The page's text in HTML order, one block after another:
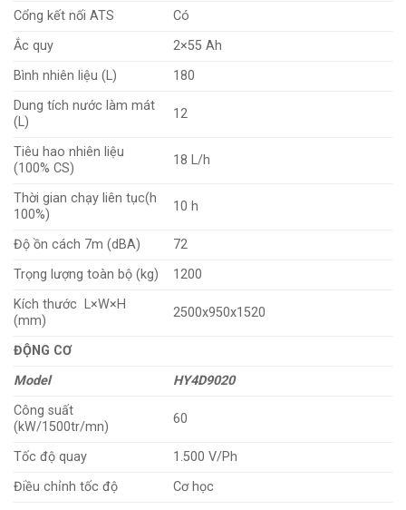
Cổng kết nối ATS
Có
Ắc quy
2×55 Ah
Bình nhiên liệu (L)
180
Dung tích nước làm mát
(L)
12
Tiêu hao nhiên liệu
(100% CS)
18 L/h
Thời gian chạy liên tục(h
100%)
10 h
Độ ồn cách 7m (dBA)
72
Trọng lượng toàn bộ (kg)
1200
Kích thước L×W×H
(mm)
2500x950x1520
ĐỘNG CƠ
Model
HY4D9020
Công suất
(kW/1500tr/mn)
60
Tốc độ quay
1.500 V/Ph
Điều chỉnh tốc độ
Cơ học